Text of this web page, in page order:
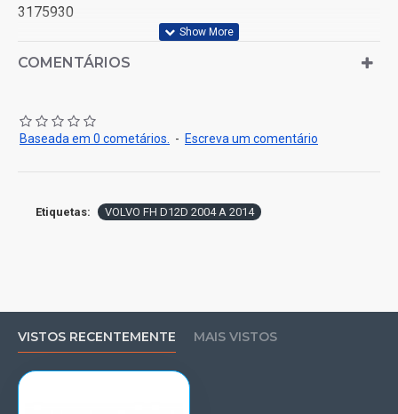
3175930
COMENTÁRIOS
Baseada em 0 cometários. - Escreva um comentário
Etiquetas: VOLVO FH D12D 2004 A 2014
VISTOS RECENTEMENTE MAIS VISTOS